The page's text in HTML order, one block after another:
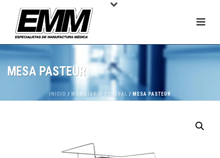
MESA PASTEUR
INICIO / MOBILIARIO GENERAL / MESA PASTEUR